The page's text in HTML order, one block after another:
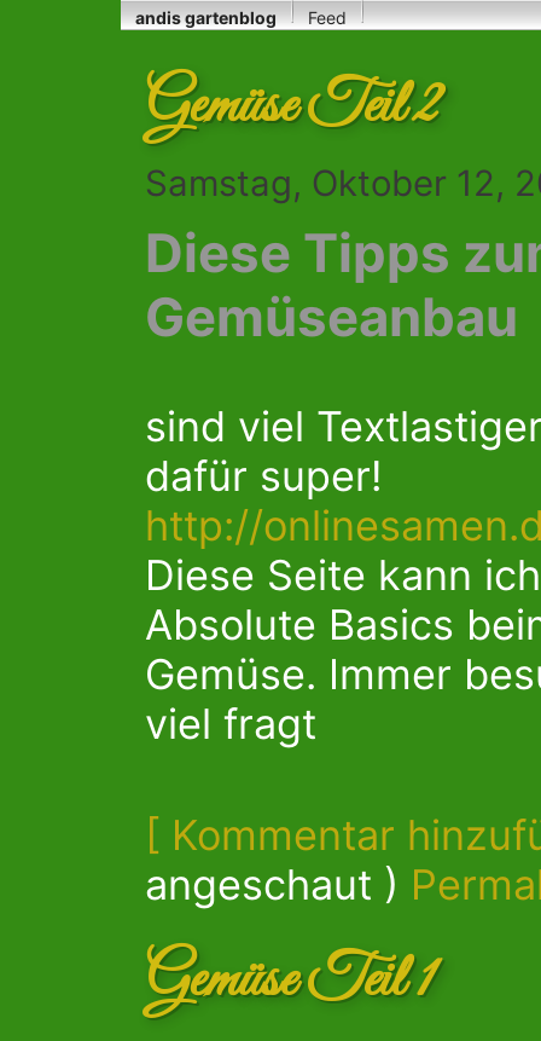
andis gartenblog Feed
Gemüse Teil 2
Samstag, Oktober 12,
Diese Tipps
Gemüseanbau
sind viel
dafür super!
http://
Diese Seite kann
Absolute Basics
Gemüse. Immer
viel fragt
[ Kommentar
angeschaut )
Gemüse Teil 1